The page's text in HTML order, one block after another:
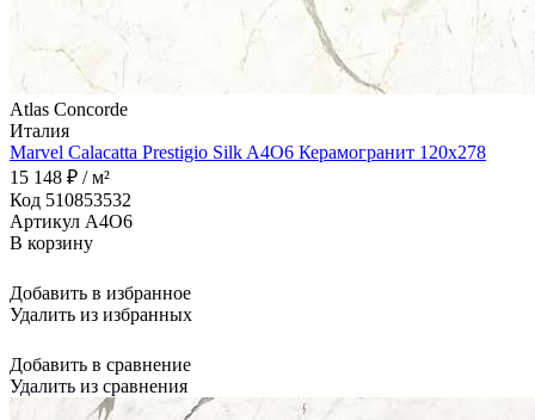
Atlas Concorde
Италия
Marvel Calacatta Prestigio Silk A4O6 Керамогранит 120x278
15 148 ₽ / м²
Код 510853532
Артикул A4O6
В корзину
Добавить в избранное
Удалить из избранных
Добавить в сравнение
Удалить из сравнения